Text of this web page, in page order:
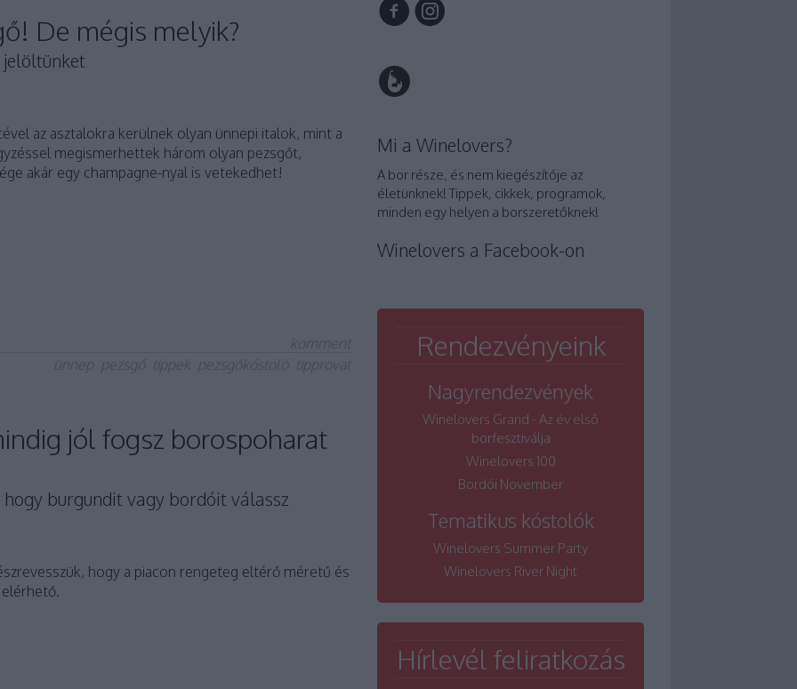
De mégis melyik?
az asztalokra kerülnek olyan ünnepi italok, mint a
megismerhettek három olyan pezsgőt,
akár egy champagne-nyal is vetekedhet!
komment
ünnep pezsgő tippek pezsgőkóstoló tipprovat
jól fogsz borospoharat
burgundit vagy bordóit válassz
hogy a piacon rengeteg eltérő méretű és
Mi a Winelovers?
A bor része, és nem kiegészítője az
életünknek! Tippek, cikkek, programok,
minden egy helyen a borszeretőknek!
Winelovers a Facebook-on
Rendezvényeink
Nagyrendezvények
Winelovers Grand - Az év első
borfesztiválja
Winelovers 100
Bordói November
Tematikus kóstolók
Winelovers Summer Party
Winelovers River Night
Hírlevél feliratkozás